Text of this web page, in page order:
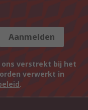
Aanmelden
ons verstrekt bij het
verwerkt in
.